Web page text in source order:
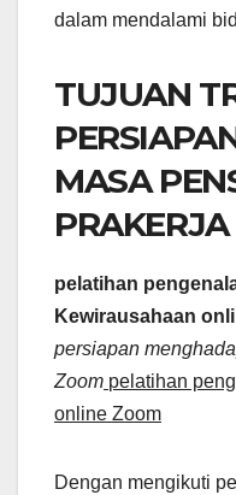
dalam mendalami
TUJUAN
MASA
PRAKERJA
pelatihan
Kewirausahaan
persiapan
Zoom pelatihan
online Zoom
Dengan mengikuti